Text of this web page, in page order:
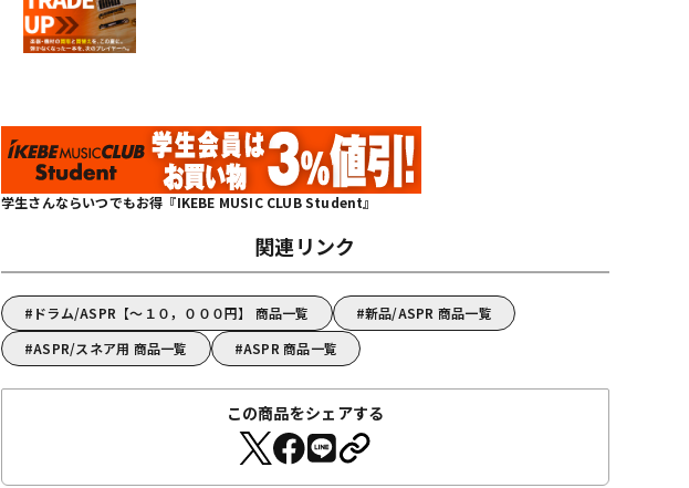
学生さんならいつでもお得『IKEBE MUSIC CLUB Student』
関連リンク
ドラム/ASPR【～１０，０００円】 商品一覧
新品/ASPR 商品一覧
ASPR/スネア用 商品一覧
ASPR 商品一覧
この商品をシェアする